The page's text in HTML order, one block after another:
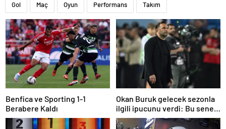
Gol Maç Oyun Performans Takım
Benfica ve Sporting 1-1
Berabere Kaldı
Okan Buruk gelecek sezonla
ilgili ipucunu verdi: Bu sene
3, seneye de 4